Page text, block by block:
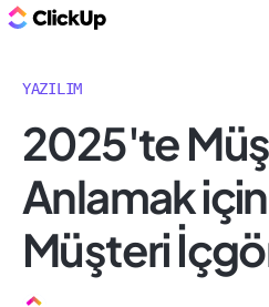
YAZILIM
2025'te
Anlamak için
Müşteri